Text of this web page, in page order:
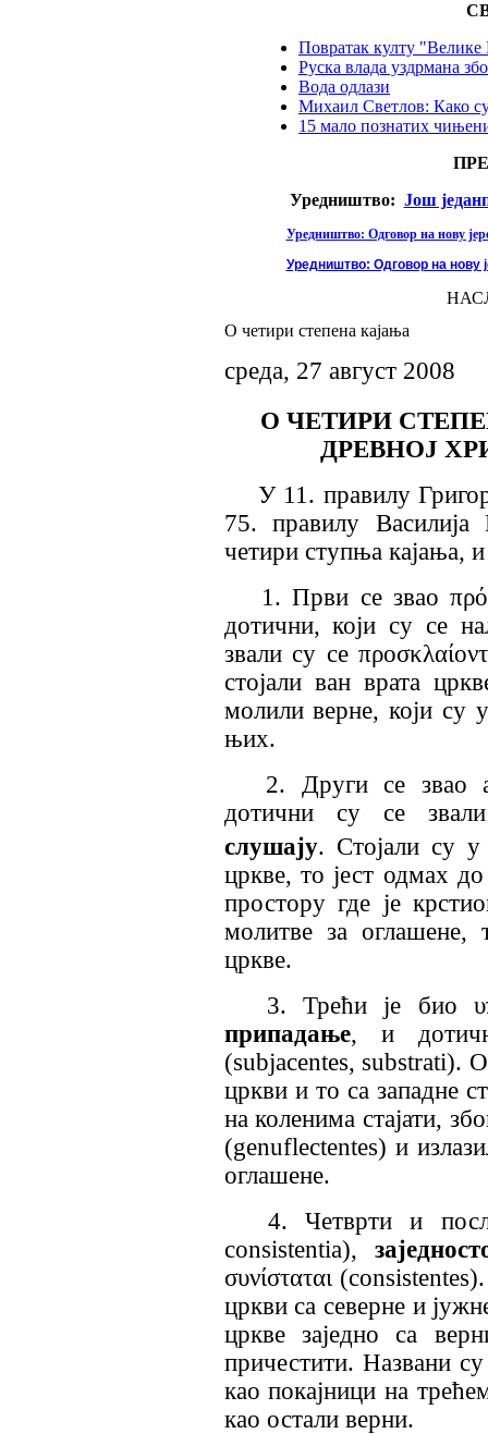
Повратак култу "Велике
Руска влада уздрмана
Вода одлази
Михаил Светлов: Како
15 мало познатих
Уредништво: Још
Уредништво: Одговор на нову
Уредништво: Одговор на нову
O четири степена кајања
среда, 27 август 2008
О ЧЕТИРИ
ДРЕВНОЈ
У 11. правилу
75. правилу Василија
четири ступња кајања,
1. Први се звао
дотични,који су се
звали су се
стојали ван врата
молили верне, који су
њих.
2. Други се звао
дотични су се
слушају. Стојали су у
цркве, то јест одмах до
простору где је
молитве за
цркве.
3. Трећи је био
припадање, и
(subjacentes, substrati).
цркви и то са западне
на коленима стајати,
(genuflectentes) и
оглашене.
4. Четврти и
consistentia),
συνίσταται (consistentes
цркви са северне и
цркве заједно са
причестити. Названи
као покајници на
као остали верни.